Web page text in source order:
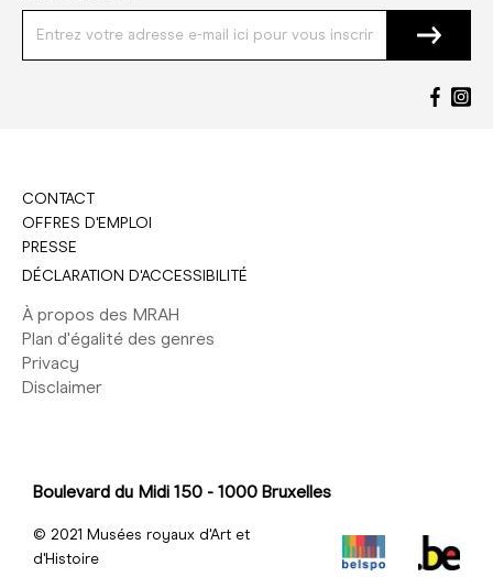
CONTACT
OFFRES D'EMPLOI
PRESSE
DÉCLARATION D'ACCESSIBILITÉ
À propos des MRAH
Plan d'égalité des genres
Privacy
Disclaimer
Boulevard du Midi 150 - 1000 Bruxelles
© 2021 Musées royaux d'Art et
d'Histoire